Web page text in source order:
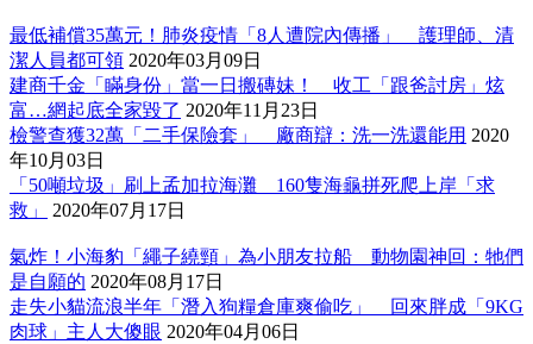
最低補償35萬元！肺炎疫情「8人遭院內傳播」 護理師、清
潔人員都可領 2020年03月09日
建商千金「瞞身份」當一日搬磚妹！ 收工「跟爸討房」炫
富…網起底全家毀了 2020年11月23日
檢警查獲32萬「二手保險套」 廠商辯：洗一洗還能用 2020
年10月03日
「50噸垃圾」刷上孟加拉海灘 160隻海龜拼死爬上岸「求
救」
2020年07月17日
氣炸！小海豹「繩子繞頸」為小朋友拉船 動物園神回：牠們
是自願的 2020年08月17日
走失小貓流浪半年「潛入狗糧倉庫爽偷吃」 回來胖成「9KG
肉球」主人大傻眼 2020年04月06日